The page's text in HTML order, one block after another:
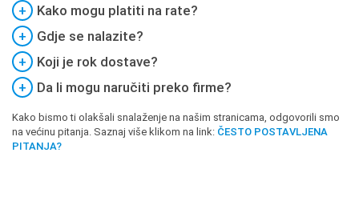
+
Kako mogu platiti na rate?
+
Gdje se nalazite?
+
Koji je rok dostave?
+
Da li mogu naručiti preko firme?
Kako bismo ti olakšali snalaženje na našim stranicama, odgovorili smo
na većinu pitanja. Saznaj više klikom na link: ČESTO POSTAVLJENA
PITANJA?